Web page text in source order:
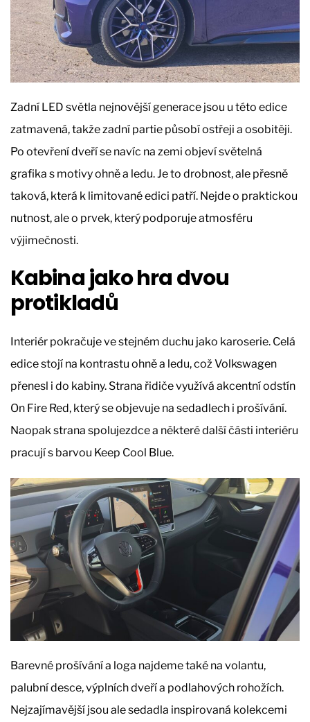
Zadní LED světla nejnovější generace jsou u této edice
zatmavená, takže zadní partie působí ostřeji a osobitěji.
Po otevření dveří se navíc na zemi objeví světelná
grafika s motivy ohně a ledu. Je to drobnost, ale přesně
taková, která k limitované edici patří. Nejde o praktickou
nutnost, ale o prvek, který podporuje atmosféru
výjimečnosti.
Kabina jako hra dvou
protikladů
Interiér pokračuje ve stejném duchu jako karoserie. Celá
edice stojí na kontrastu ohně a ledu, což Volkswagen
přenesl i do kabiny. Strana řidiče využívá akcentní odstín
On Fire Red, který se objevuje na sedadlech i prošívání.
Naopak strana spolujezdce a některé další části interiéru
pracují s barvou Keep Cool Blue.
Barevné prošívání a loga najdeme také na volantu,
palubní desce, výplních dveří a podlahových rohožích.
Nejzajímavější jsou ale sedadla inspirovaná kolekcemi